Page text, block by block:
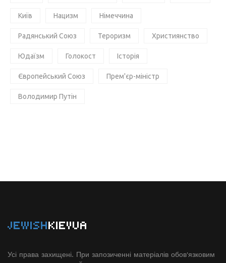
Київ Нацизм Німеччина
Радянський Союз Тероризм Християнство
Юдаїзм Голокост Історія
Європейський Союз Прем'єр-міністр
Володимир Путін
JEWISHKIEVUA
Усі права захищені. При запозиченні матеріалів обов'язковим